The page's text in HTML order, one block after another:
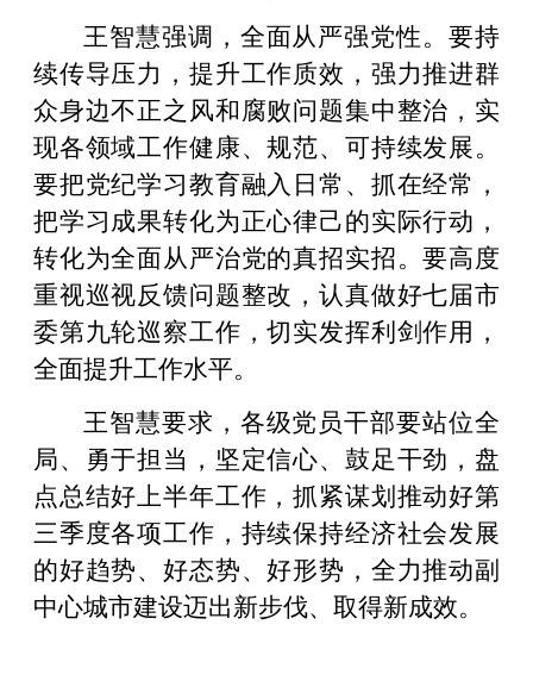
王智慧强调，全面从严强党性。要持
续传导压力，提升工作质效，强力推进群
众身边不正之风和腐败问题集中整治，实
现各领域工作健康、规范、可持续发展。
要把党纪学习教育融入日常、抓在经常，
把学习成果转化为正心律己的实际行动，
转化为全面从严治党的真招实招。要高度
重视巡视反馈问题整改，认真做好七届市
委第九轮巡察工作，切实发挥利剑作用，
全面提升工作水平。
王智慧要求，各级党员干部要站位全
局、勇于担当，坚定信心、鼓足干劲，盘
点总结好上半年工作，抓紧谋划推动好第
三季度各项工作，持续保持经济社会发展
的好趋势、好态势、好形势，全力推动副
中心城市建设迈出新步伐、取得新成效。